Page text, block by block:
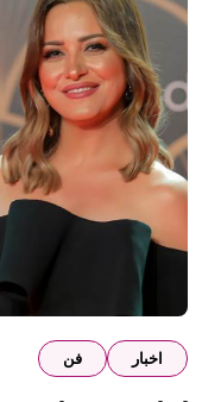
اخبار فن